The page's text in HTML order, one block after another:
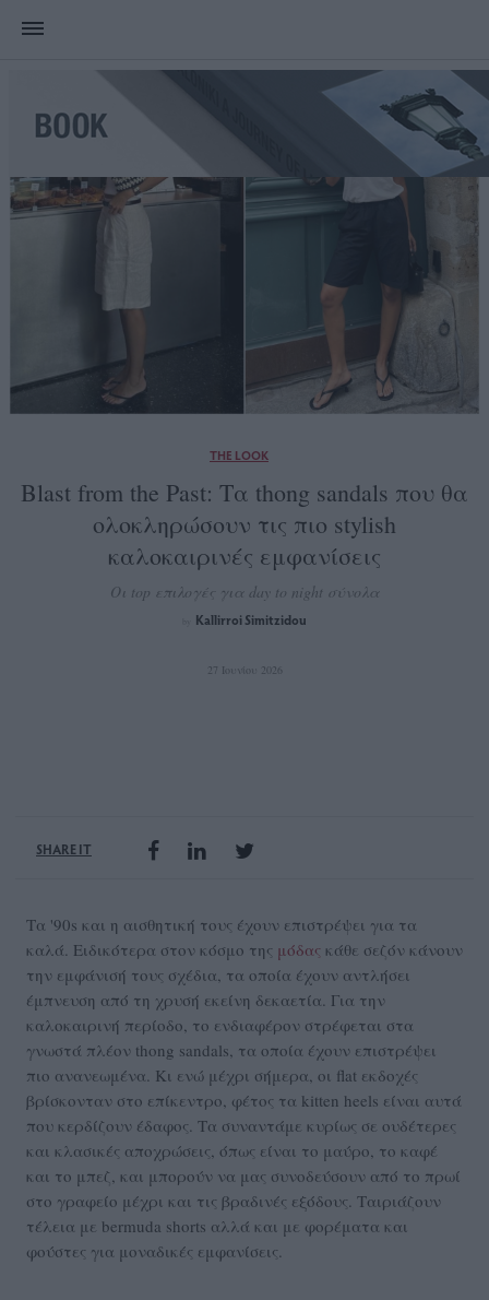
THE LOOK
Blast from the Past: Τα thong sandals που θα
ολοκληρώσουν τις πιο stylish
καλοκαιρινές εμφανίσεις
Οι top επιλογές για day to night σύνολα
Kallirroi Simitzidou
27 Ιουνίου 2026
SHARE IT
Τα '90s και η αισθητική τους έχουν επιστρέψει για τα
καλά. Ειδικότερα στον κόσμο της μόδας κάθε σεζόν κάνουν
την εμφάνισή τους σχέδια, τα οποία έχουν αντλήσει
έμπνευση από τη χρυσή εκείνη δεκαετία. Για την
καλοκαιρινή περίοδο, το ενδιαφέρον στρέφεται στα
γνωστά πλέον thong sandals, τα οποία έχουν επιστρέψει
πιο ανανεωμένα. Κι ενώ μέχρι σήμερα, οι flat εκδοχές
βρίσκονταν στο επίκεντρο, φέτος τα kitten heels είναι αυτά
που κερδίζουν έδαφος. Τα συναντάμε κυρίως σε ουδέτερες
και κλασικές αποχρώσεις, όπως είναι το μαύρο, το καφέ
και το μπεζ, και μπορούν να μας συνοδεύσουν από το πρωί
στο γραφείο μέχρι και τις βραδινές εξόδους. Ταιριάζουν
τέλεια με bermuda shorts αλλά και με φορέματα και
φούστες για μοναδικές εμφανίσεις.